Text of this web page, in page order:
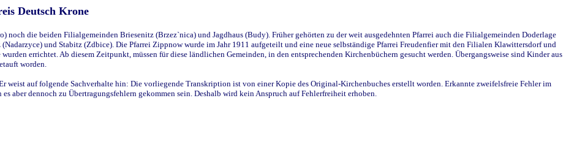
Deutsch Krone
noch die beiden Filialgemeinden Briesenitz (Brzez`nica) und Jagdhaus (Budy). Früher gehörten zu der weit ausgedehnten Pfarrei auch die Filialgemeinden Doderlage
und Stabitz (Zdbice). Die Pfarrei Zippnow wurde im Jahr 1911 aufgeteilt und eine neue selbständige Pfarrei Freudenfier mit den Filialen Klawittersdorf und
errichtet. Ab diesem Zeitpunkt, müssen für diese ländlichen Gemeinden, in den entsprechenden Kirchenbüchern gesucht werden. Übergangsweise sind Kinder aus
worden.
weist auf folgende Sachverhalte hin: Die vorliegende Transkription ist von einer Kopie des Original-Kirchenbuches erstellt worden. Erkannte zweifelsfreie Fehler im
aber dennoch zu Übertragungsfehlern gekommen sein. Deshalb wird kein Anspruch auf Fehlerfreiheit erhoben.